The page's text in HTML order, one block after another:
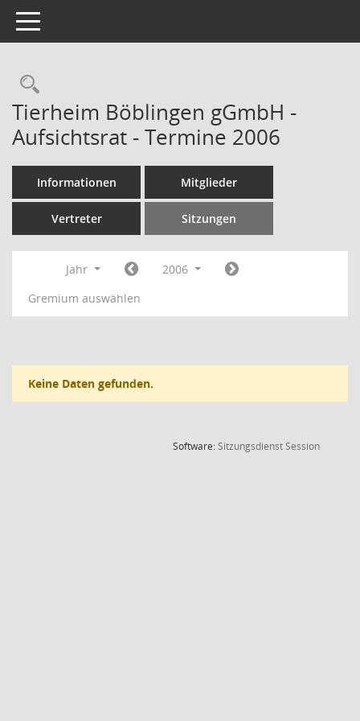
Toggle navigation
Rechercheauswahl
Tierheim Böblingen gGmbH -
Aufsichtsrat - Termine 2006
Informationen Mitglieder
Vertreter Sitzungen
Jahr
2006
Gremium auswählen
Keine Daten gefunden.
Software:SitzungsdienstSession(Wird in